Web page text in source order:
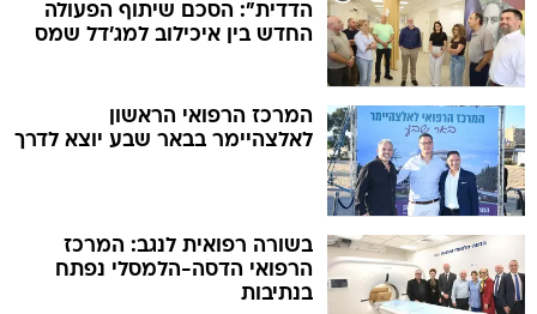
הדדית": הסכם שיתוף הפעולה
החדש בין איכילוב למג'דל שמס
המרכז הרפואי הראשון
לאלצהיימר בבאר שבע יוצא לדרך
בשורה רפואית לנגב: המרכז
הרפואי הדסה-הלמסלי נפתח
בנתיבות